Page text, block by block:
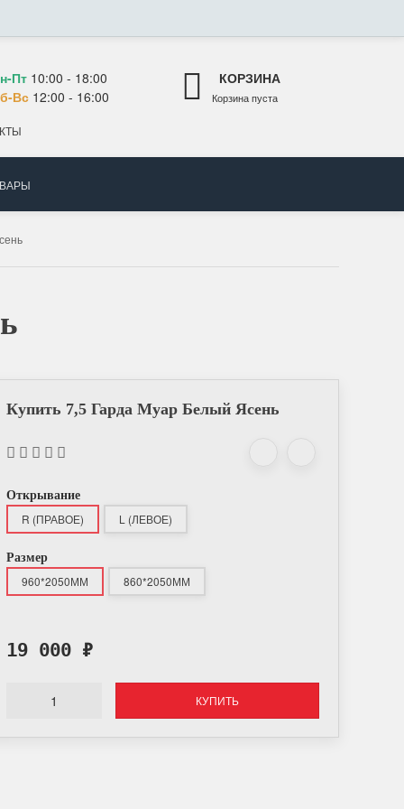
Пт 10:00 - 18:00
Вс 12:00 - 16:00
КОРЗИНА
Корзина пуста
Купить 7,5 Гарда Муар Белый Ясень
Открывание
R (ПРАВОЕ) L (ЛЕВОЕ)
Размер
960*2050ММ 860*2050ММ
19 000 ₽
КУПИТЬ